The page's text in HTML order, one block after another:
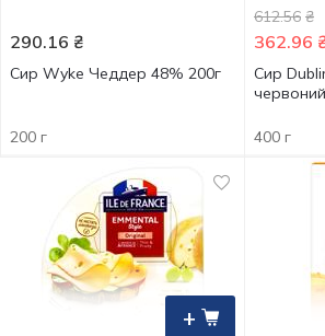
290.16 ₴
Сир Wyke Чеддер 48% 200г
200 г
612.56 ₴
362.96
Сир
400 г
+